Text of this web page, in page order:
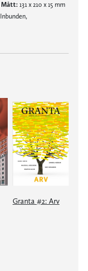
Mått: 131 x 210 x 15 mm
Inbunden,
Granta #2: Arv